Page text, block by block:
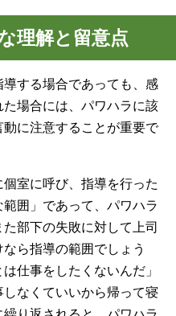
理解と留意点
する場合であっても、感
場合には、パワハラに該
に注意することが重要で
室に呼び、指導を行った
囲」であって、パワハラ
部下の失敗に対して上司
ら指導の範囲でしょう
仕事をしたくないんだ」
しなくていいから帰って寝